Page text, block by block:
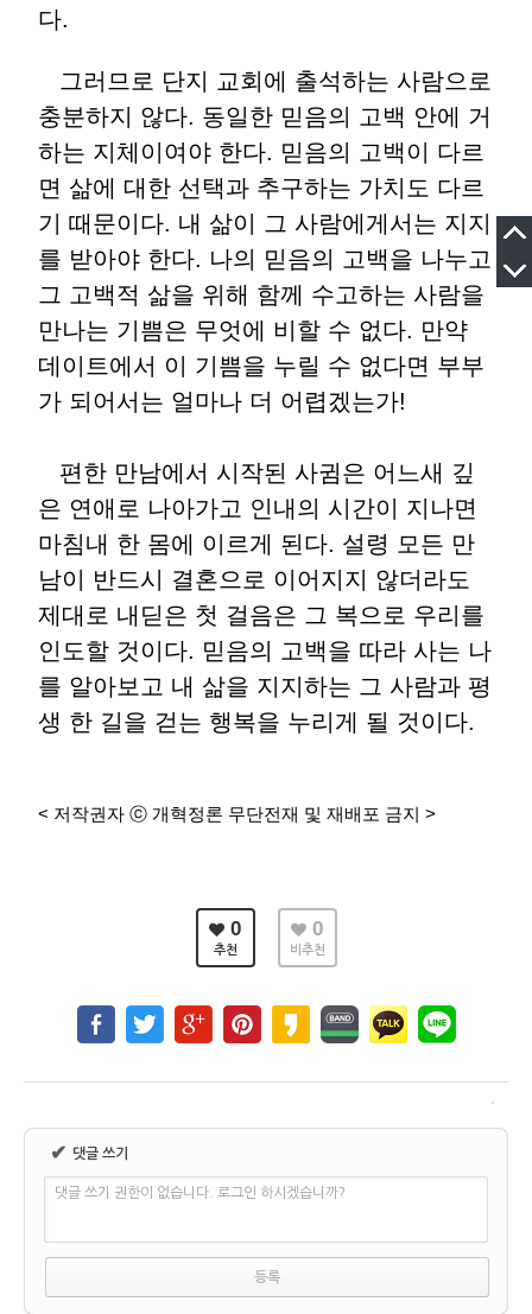
다.
그러므로 단지 교회에 출석하는 사람으로
충분하지 않다. 동일한 믿음의 고백 안에 거
하는 지체이여야 한다. 믿음의 고백이 다르
면 삶에 대한 선택과 추구하는 가치도 다르
기 때문이다. 내 삶이 그 사람에게서는 지지
를 받아야 한다. 나의 믿음의 고백을 나누고
그 고백적 삶을 위해 함께 수고하는 사람을
만나는 기쁨은 무엇에 비할 수 없다. 만약
데이트에서 이 기쁨을 누릴 수 없다면 부부
가 되어서는 얼마나 더 어렵겠는가!
편한 만남에서 시작된 사귐은 어느새 깊
은 연애로 나아가고 인내의 시간이 지나면
마침내 한 몸에 이르게 된다. 설령 모든 만
남이 반드시 결혼으로 이어지지 않더라도
제대로 내딛은 첫 걸음은 그 복으로 우리를
인도할 것이다. 믿음의 고백을 따라 사는 나
를 알아보고 내 삶을 지지하는 그 사람과 평
생 한 길을 걷는 행복을 누리게 될 것이다.
< 저작권자 ⓒ 개혁정론 무단전재 및 재배포 금지 >
0
추천
0
비추천
✔ 댓글 쓰기
댓글 쓰기 권한이 없습니다. 로그인 하시겠습니까?